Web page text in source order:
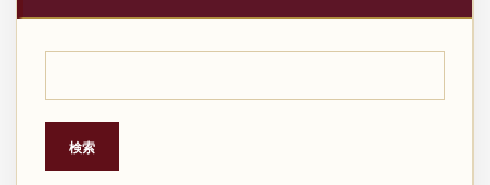
ジ
送
検索